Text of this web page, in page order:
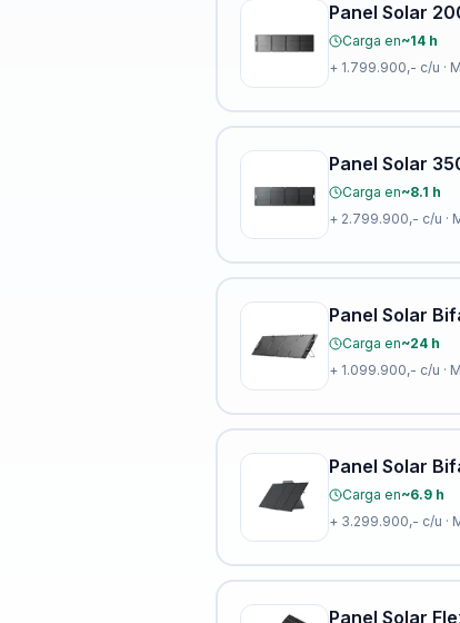
Panel Solar
Carga en~14 h
+ 1.799.900,- c/u ·
Panel Solar
Carga en~8.1 h
+ 2.799.900,- c/u ·
Panel Solar
Carga en~24 h
+ 1.099.900,- c/u ·
Panel Solar
Carga en~6.9 h
+ 3.299.900,- c/u ·
Panel Solar